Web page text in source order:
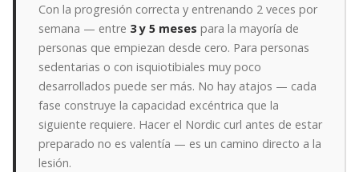
Con la progresión correcta y entrenando 2 veces por
semana — entre 3 y 5 meses para la mayoría de
personas que empiezan desde cero. Para personas
sedentarias o con isquiotibiales muy poco
desarrollados puede ser más. No hay atajos — cada
fase construye la capacidad excéntrica que la
siguiente requiere. Hacer el Nordic curl antes de estar
preparado no es valentía — es un camino directo a la
lesión.